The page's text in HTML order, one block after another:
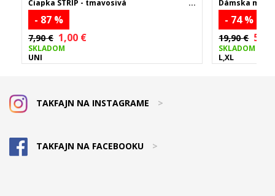
Čiapka STRIP - tmavosivá
- 87 %
7,90 € 1,00 €
SKLADOM
UNI
Dámska
- 74 %
19,90 €
SKLADOM
L,XL
TAKFAJN NA INSTAGRAME >
TAKFAJN NA FACEBOOKU >